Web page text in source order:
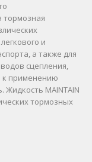
тормозная
и
а также для
сцепления,
к применению
Жидкость MAINTAIN
тормозных